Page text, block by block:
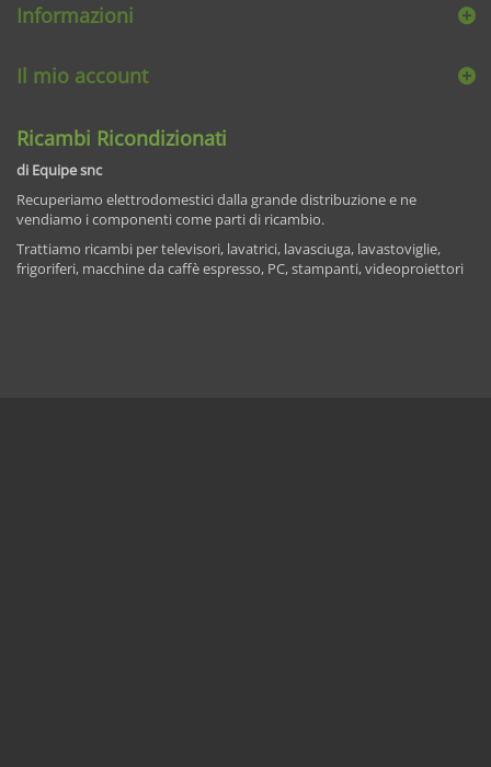
Informazioni
Il mio account
Ricambi Ricondizionati
di Equipe snc
Recuperiamo elettrodomestici dalla grande distribuzione e ne
vendiamo i componenti come parti di ricambio.
Trattiamo ricambi per televisori, lavatrici, lavasciuga, lavastoviglie,
frigoriferi, macchine da caffè espresso, PC, stampanti, videoproiettori